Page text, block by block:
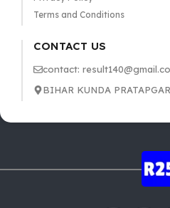
Terms and Conditions
CONTACT US
contact:
BIHAR KUNDA